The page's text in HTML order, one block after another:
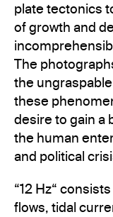
plate tectonics
of growth and
The
the
these
desire to gain a
the human
and political
“12 Hz“
flows, tidal